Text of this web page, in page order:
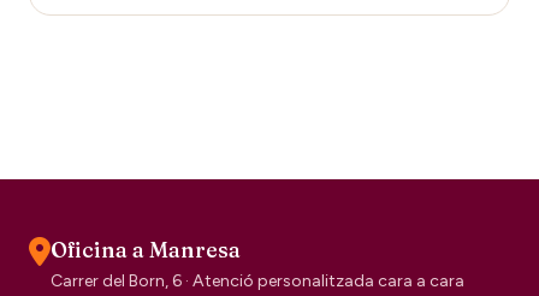
Oficina a Manresa
Carrer del Born, 6 · Atenció personalitzada cara a cara